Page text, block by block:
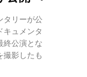
リーが公開され
ュメンタリー
公演となったウ
影したもので